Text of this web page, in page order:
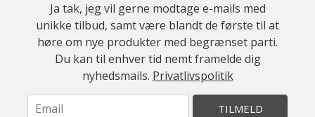
Ja tak, jeg vil gerne modtage e-mails med
unikke tilbud, samt være blandt de første til at
høre om nye produkter med begrænset parti.
Du kan til enhver tid nemt framelde dig
nyhedsmails. Privatlivspolitik
TILMELD